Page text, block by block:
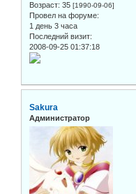
Возраст: 35 [1990-09-06]
Провел на форуме:
1 день 3 часа
Последний визит:
2008-09-25 01:37:18
Sakura
Администратор